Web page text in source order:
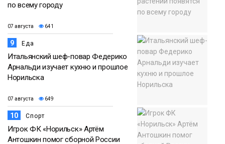
по всему городу
07 августа 641
9 Еда
Итальянский шеф-повар Федерико
Арнальди изучает кухню и прошлое
Норильска
07 августа 649
10 Спорт
Игрок ФК «Норильск» Артём
Антошкин помог сборной России